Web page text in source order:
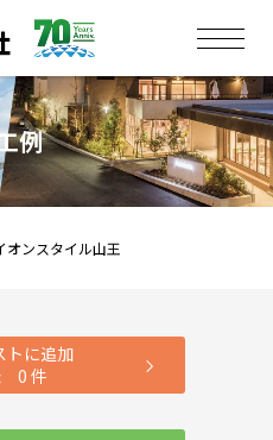
例
オンスタイル山王
トに追加
0 件